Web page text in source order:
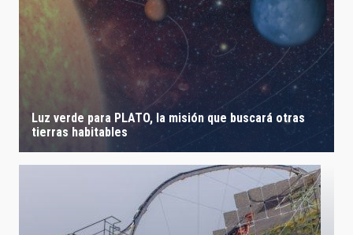
Luz verde para PLATO, la misión que buscará otras
tierras habitables